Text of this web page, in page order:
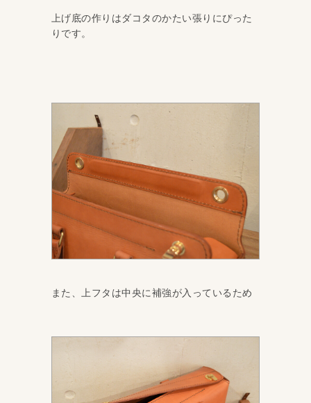
上げ底の作りはダコタのかたい張りにぴった
りです。
また、上フタは中央に補強が入っているため